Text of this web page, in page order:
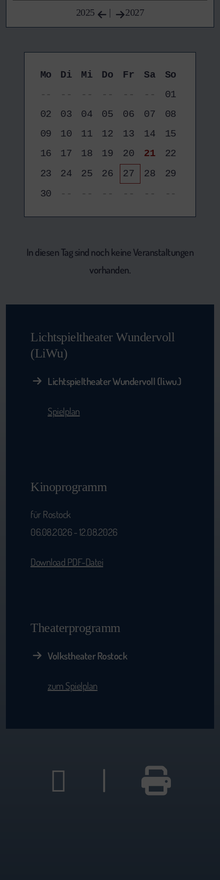
2025 | 2027
Mo Di Mi Do Fr Sa
So
--
-- -- -- -- --
01
02
03 04 05 06 07
08
09
10 11 12 13 14
15
16
17 18 19 20 21
22
23
24 25 26 27 28
29
30
-- -- -- -- -- --
In diesen Tag sind noch keine Veranstaltungen
vorhanden.
Lichtspieltheater Wundervoll
(LiWu)
Lichtspieltheater Wundervoll (li.wu.)
Spielplan
Kinoprogramm
für Rostock
06.08.2026 - 12.08.2026
Download PDF-Datei
Theaterprogramm
Volkstheater Rostock
zum Spielplan
|